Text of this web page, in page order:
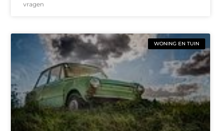
vragen
WONING EN TUIN